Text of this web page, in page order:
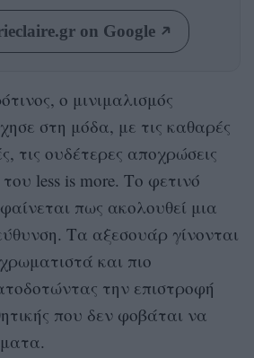
on Google
ο μινιμαλισμός
στη μόδα, με τις καθαρές
τις ουδέτερες αποχρώσεις
less is more. Το φετινό
πως ακολουθεί μια
Τα αξεσουάρ γίνονται
και πιο
την επιστροφή
που δεν φοβάται να